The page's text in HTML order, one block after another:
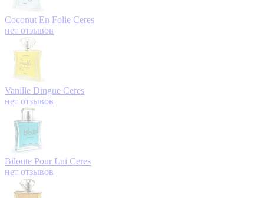
Coconut En Folie Ceres
нет отзывов
Vanille Dingue Ceres
нет отзывов
Biloute Pour Lui Ceres
нет отзывов